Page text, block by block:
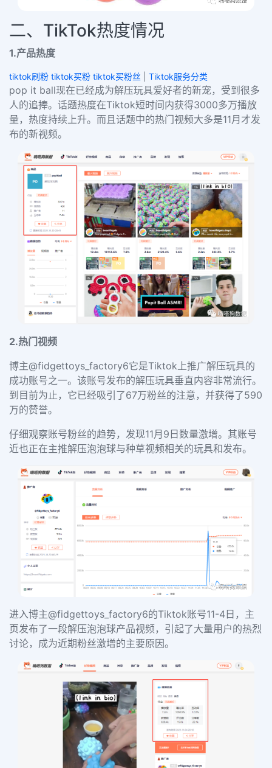
二、TikTok热度情况
1.产品热度
tiktok刷粉 tiktok买粉 tiktok买粉丝 Tiktok服务分类
pop it ball现在已经成为解压玩具爱好者的新宠，受到很多
人的追捧。话题热度在Tiktok短时间内获得3000多万播放
量，热度持续上升。而且话题中的热门视频大多是11月才发
布的新视频。
2.热门视频
博主@fidgettoys_factory6它是Tiktok上推广解压玩具的
成功账号之一。该账号发布的解压玩具垂直内容非常流行。
到目前为止，它已经吸引了67万粉丝的注意，并获得了590
万的赞誉。
仔细观察账号粉丝的趋势，发现11月9日数量激增。 其账号
近也正在主推解压泡泡球与种草视频相关的玩具和发布。
进入博主@fidgettoys_factory6的Tiktok账号11-4日，主
页发布了一段解压泡泡球产品视频，引起了大量用户的热烈
讨论，成为近期粉丝激增的主要原因。